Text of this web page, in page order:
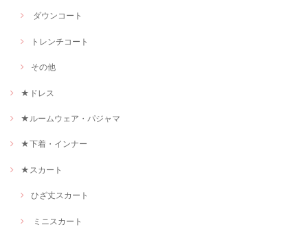
ダウンコート
トレンチコート
その他
★ドレス
★ルームウェア・パジャマ
★下着・インナー
★スカート
ひざ丈スカート
ミニスカート